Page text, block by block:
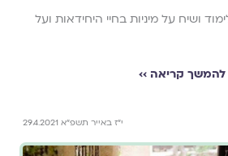
ושיח על מיניות בחיי היחידאות ועל
להמשך קריאה ››
י"ז באייר תשפ"א 29.4.2021